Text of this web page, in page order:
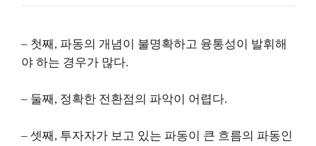
– 첫째, 파동의 개념이 불명확하고 융통성이 발휘해
야 하는 경우가 많다.
– 둘째, 정확한 전환점의 파악이 어렵다.
– 셋째, 투자자가 보고 있는 파동이 큰 흐름의 파동인